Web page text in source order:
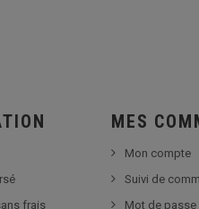
frais
MES
Mon compte
Suivi de
Mot de passe